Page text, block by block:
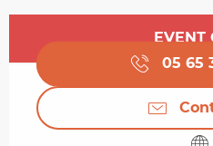
Opening hours &EVENT
05 65